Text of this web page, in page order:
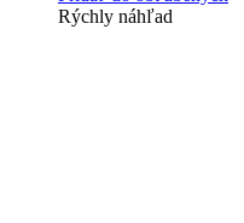
Rýchly náhľad